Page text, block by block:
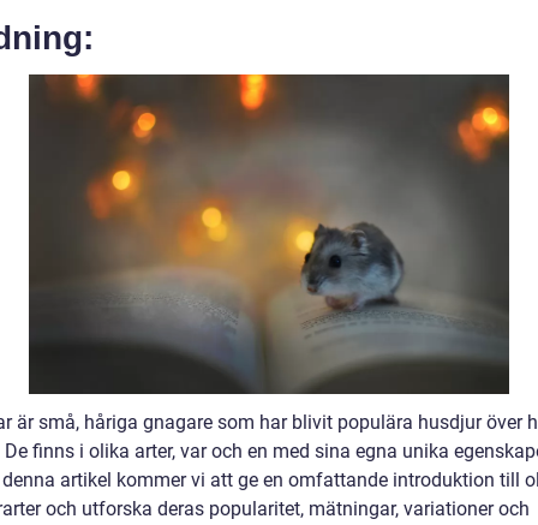
är små, håriga gnagare som har blivit populära husdjur över
finns i olika arter, var och en med sina egna unika
denna artikel kommer vi att ge en omfattande introduktion till
och utforska deras popularitet, mätningar, variationer och